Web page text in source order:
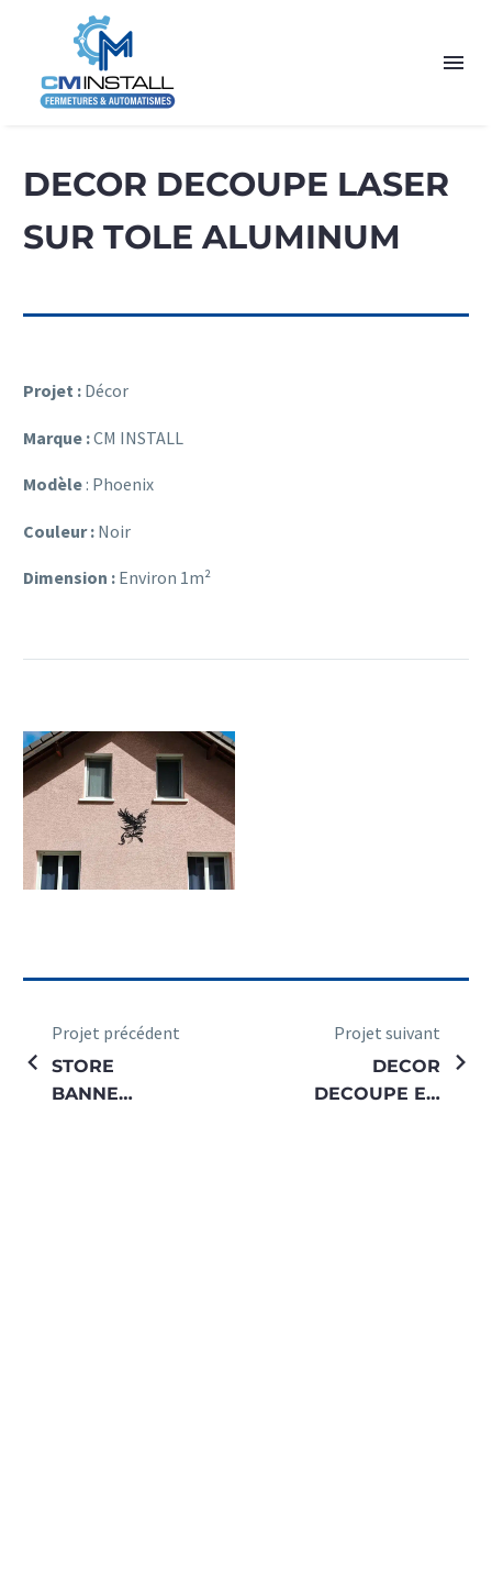
DECOR DECOUPE LASER
SUR TOLE ALUMINUM
Projet : Décor
Marque :CM INSTALL
Modèle : Phoenix
Couleur : Noir
Dimension : Environ 1m²
Projet précédent
STORE
BANNE
Projet suivant
DECOR
DECOUPE EN